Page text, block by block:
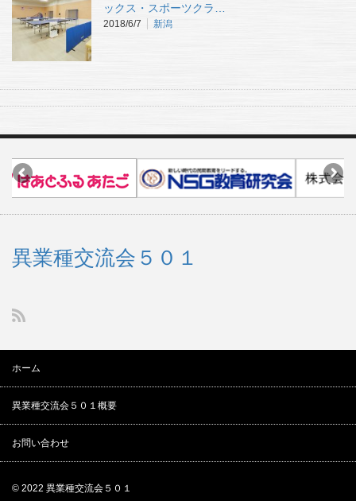
ックス・スポーツクラ…
2018/6/7 新潟
異業種交流会５０１
ホーム
異業種交流会５０１概要
お問い合わせ
© 2022 異業種交流会５０１